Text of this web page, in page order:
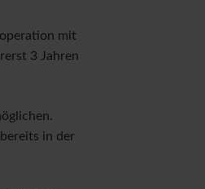
mit
3 Jahren
in der